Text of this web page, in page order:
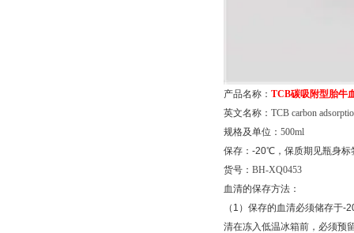
产品名称： TCB碳吸附型胎牛
英文名称： TCB carbon
规格及单位： 500ml
保存： -20℃ ，保质期见瓶身标
货号： BH-XQ0453
血清的保存方法：
（ 1 ）保存的血清必须储存于-
清在冻入低温冰箱前，必须预